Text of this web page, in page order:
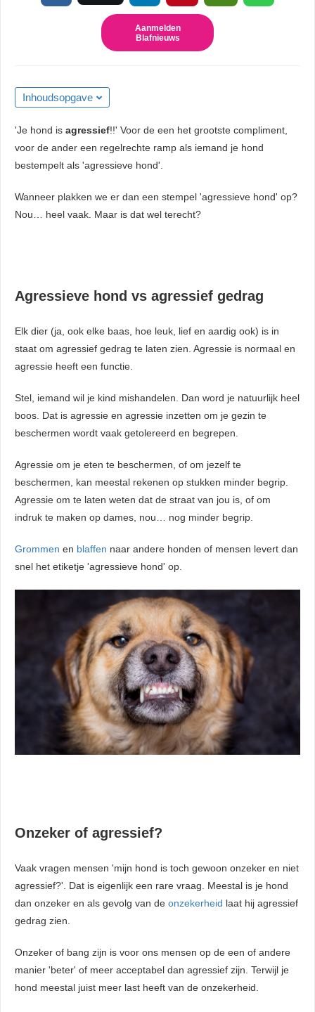
Aanmelden
Blafnieuws
Inhoudsopgave
'Je hond is agressief!!' Voor de een het grootste compliment,
voor de ander een regelrechte ramp als iemand je hond
bestempelt als 'agressieve hond'.
Wanneer plakken we er dan een stempel 'agressieve hond' op?
Nou… heel vaak. Maar is dat wel terecht?
Agressieve hond vs agressief gedrag
Elk dier (ja, ook elke baas, hoe leuk, lief en aardig ook) is in
staat om agressief gedrag te laten zien. Agressie is normaal en
agressie heeft een functie.
Stel, iemand wil je kind mishandelen. Dan word je natuurlijk heel
boos. Dat is agressie en agressie inzetten om je gezin te
beschermen wordt vaak getolereerd en begrepen.
Agressie om je eten te beschermen, of om jezelf te
beschermen, kan meestal rekenen op stukken minder begrip.
Agressie om te laten weten dat de straat van jou is, of om
indruk te maken op dames, nou… nog minder begrip.
Grommen en blaffen naar andere honden of mensen levert dan
snel het etiketje 'agressieve hond' op.
Onzeker of agressief?
Vaak vragen mensen 'mijn hond is toch gewoon onzeker en niet
agressief?'. Dat is eigenlijk een rare vraag. Meestal is je hond
dan onzeker en als gevolg van de onzekerheid laat hij agressief
gedrag zien.
Onzeker of bang zijn is voor ons mensen op de een of andere
manier 'beter' of meer acceptabel dan agressief zijn. Terwijl je
hond meestal juist meer last heeft van de onzekerheid.
cookies
op de
te
Hierdoor
relevante
op het
deze